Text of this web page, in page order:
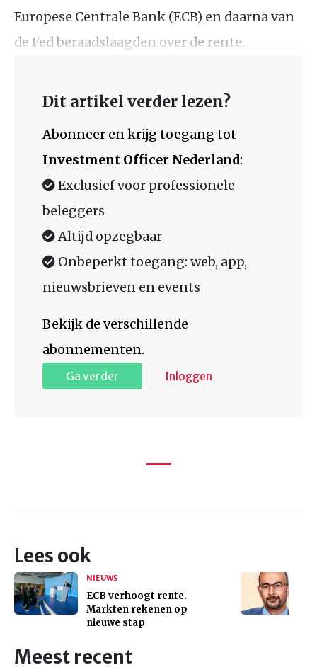
Europese Centrale Bank (ECB) en daarna van
de Fed beraadslaagden over de rente.
Dit artikel verder lezen?
Abonneer en krijg toegang tot
Investment Officer Nederland:
Exclusief voor professionele
beleggers
Altijd opzegbaar
Onbeperkt toegang: web, app,
nieuwsbrieven en events
Bekijk de verschillende
abonnementen.
Ga verder Inloggen
Lees ook
NIEUWS
ECB verhoogt rente.
Markten rekenen op
nieuwe stap
Meest recent